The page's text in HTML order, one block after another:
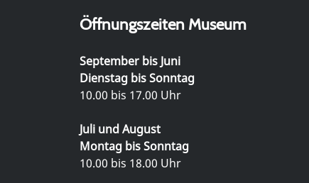
Öffnungszeiten Museum
September bis Juni
Dienstag bis Sonntag
10.00 bis 17.00 Uhr
Juli und August
Montag bis Sonntag
10.00 bis 18.00 Uhr